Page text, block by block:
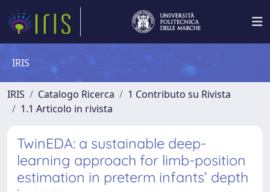
IRIS
IRIS Catalogo Ricerca
1 Contributo su Rivista
1.1 Articolo in rivista
TwinEDA: a sustainable deep-
learning approach for limb-position
estimation in preterm infants’ depth